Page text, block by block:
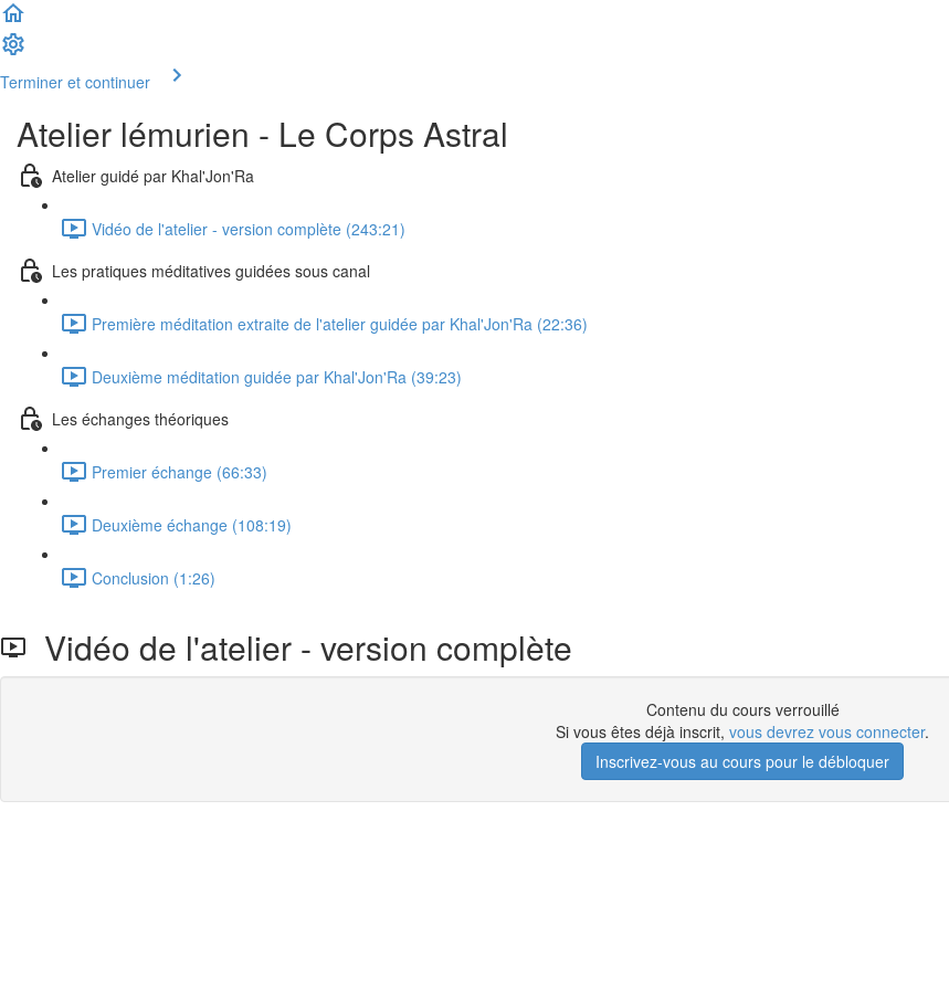
Terminer et continuer
Atelier lémurien - Le Corps Astral
Atelier guidé par Khal'Jon'Ra
Vidéo de l'atelier - version complète (243:21)
Les pratiques méditatives guidées sous canal
Première méditation extraite de l'atelier guidée par Khal'Jon'Ra (22:36)
Deuxième méditation guidée par Khal'Jon'Ra (39:23)
Les échanges théoriques
Premier échange (66:33)
Deuxième échange (108:19)
Conclusion (1:26)
Vidéo de l'atelier - version complète
Contenu du cours verrouillé
Si vous êtes déjà inscrit, vous devrez vous connecter.
Inscrivez-vous au cours pour le débloquer